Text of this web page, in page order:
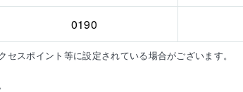
0190
スポイント等に設定されている場合がございます。